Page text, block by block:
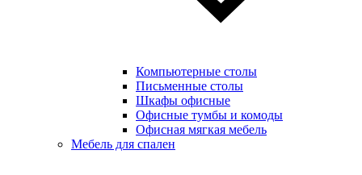
Компьютерные столы
Письменные столы
Шкафы офисные
Офисные тумбы и комоды
Офисная мягкая мебель
Мебель для спален